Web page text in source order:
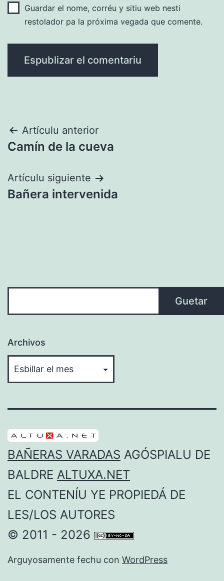
Guardar el nome, corréu y sitiu web nesti
restolador pa la próxima vegada que comente.
Navegación
pelos
artículos
Artículu anterior
Camín de la cueva
Artículu siguiente
Bañera intervenida
Guetar
Archivos
BAÑERAS VARADAS AGÓSPIALU DE
BALDRE ALTUXA.NET
EL CONTENÍU YE PROPIEDÁ DE
LES/LOS AUTORES
© 2011 - 2026
Arguyosamente fechu con WordPress